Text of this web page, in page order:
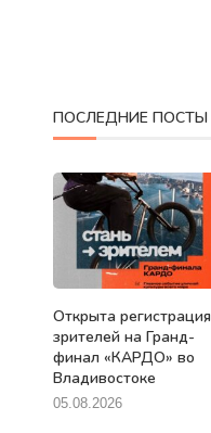
ПОСЛЕДНИЕ ПОСТЫ
Открыта регистрация
зрителей на Гранд-
финал «КАРДО» во
Владивостоке
05.08.2026